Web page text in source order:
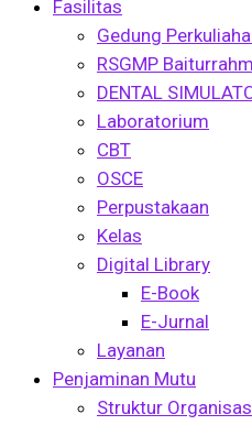
Fasilitas
Gedung
RSGMP
DENTAL
Laboratorium
CBT
OSCE
Perpustakaan
Kelas
Digital Library
E-Book
E-Jurnal
Layanan
Penjaminan Mutu
Struktur